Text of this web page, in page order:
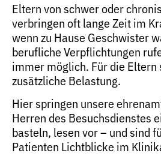
Eltern von schwer oder
verbringen oft lange Zeit im
wenn zu Hause Geschwister
berufliche Verpflichtungen
immer möglich. Für die
zusätzliche Belastung.
Hier springen unsere
Herren des Besuchsdienstes
basteln, lesen vor – und sind
Patienten Lichtblicke im